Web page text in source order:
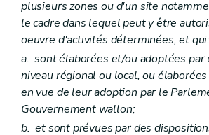
Art. D 161
Art. D 162
Art. D 163
Art. D 164
Art. D 165
Art. D 166
Art. D 167
Art. D 168
Art. D 169
Titre VII Fonds pour la Protection de l'Environnement –
plusieurs zones ou d'un site
le cadre dans lequel peut y être
oeuvre d'activités déterminées, et qui:
a. sont élaborées et/ou adoptées par
niveau régional ou local, ou
en vue de leur adoption par le
Gouvernement wallon;
b. et sont prévues par des